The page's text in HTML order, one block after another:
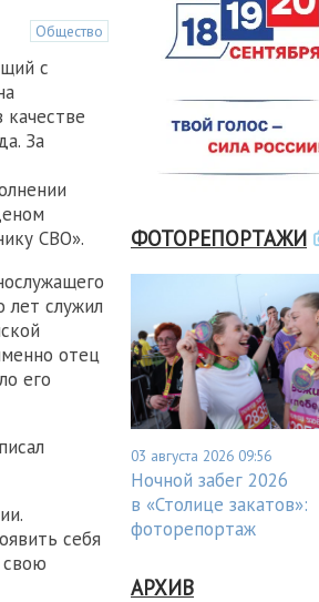
Общество
с
За
СВО».
лет служил
отец
его
себя
ФОТОРЕПОРТАЖИ
03 августа 2026 09:56
Ночной забег 2026
в «Столице закатов»:
фоторепортаж
АРХИВ